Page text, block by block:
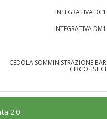
INTEGRATIVA DC1
INTEGRATIVA DM1
CEDOLA SOMMINISTRAZIONE BAR
CIRCOLISTICI
2.0